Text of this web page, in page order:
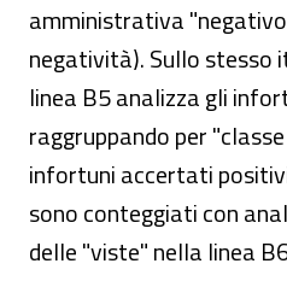
amministrativa
negatività). Sullo stesso
linea B5 analizza gli
raggruppando per
infortuni accertati
sono conteggiati con
delle "viste" nella linea